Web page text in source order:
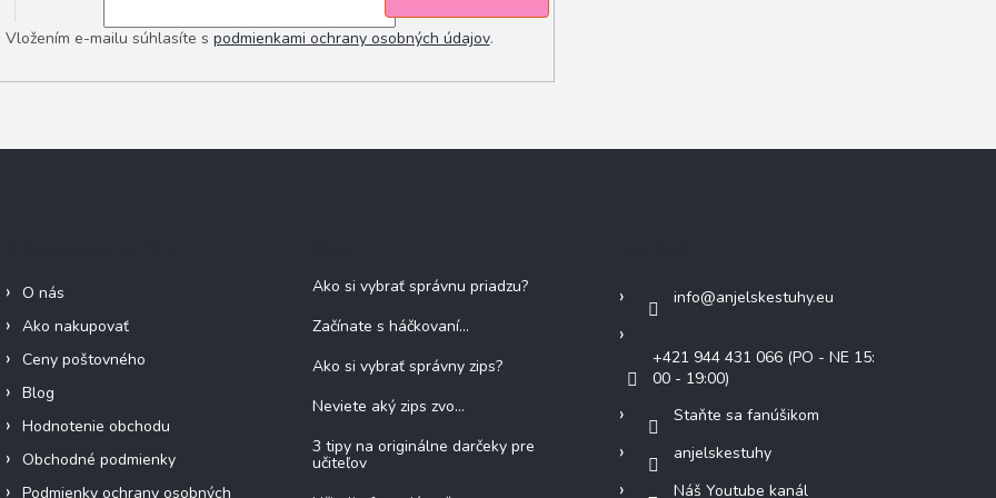
Vložením e-mailu súhlasíte s podmienkami ochrany osobných údajov.
O nás
Ako nakupovať
Ceny poštovného
Blog
Hodnotenie obchodu
Obchodné podmienky
Podmienky ochrany osobných
Ako si vybrať správnu priadzu?
Začínate s háčkovaní...
Ako si vybrať správny zips?
Neviete aký zips zvo...
3 tipy na originálne darčeky pre
učiteľov
info@anjelskestuhy.eu
+421 944 431 066 (PO - NE 15:
00 - 19:00)
Staňte sa fanúšikom
anjelskestuhy
Náš Youtube kanál